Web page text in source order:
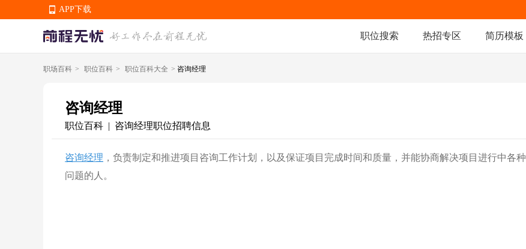
APP下载
职位搜索 热招专区 简历模板
职场百科 > 职位百科 > 职位百科大全 > 咨询经理
咨询经理
职位百科 | 咨询经理职位招聘信息
咨询经理 ，负责制定和推进项目咨询工作计划，以及保证项目完成时间和质量，并能协商解决项目进行中各种
问题的人。